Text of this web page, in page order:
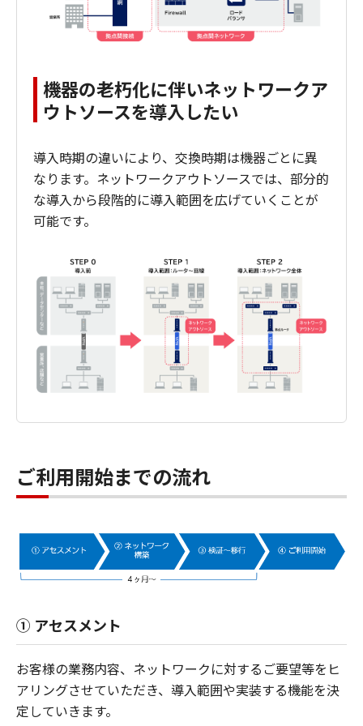
機器の老朽化に伴いネットワークア
ウトソースを導入したい
導入時期の違いにより、交換時期は機器ごとに異
なります。ネットワークアウトソースでは、部分的
な導入から段階的に導入範囲を広げていくことが
可能です。
ご利用開始までの流れ
① アセスメント
お客様の業務内容、ネットワークに対するご要望等をヒ
アリングさせていただき、導入範囲や実装する機能を決
定していきます。